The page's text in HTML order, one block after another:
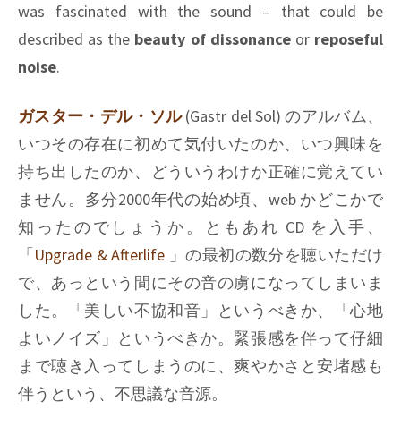
was fascinated with the sound – that could be
described as the beauty of dissonanceor reposeful
noise.
ガスター・デル・ソル(Gastr del Sol) のアルバム、
いつその存在に初めて気付いたのか、いつ興味を
持ち出したのか、どういうわけか正確に覚えてい
ません。多分2000年代の始め頃、web かどこかで
知ったのでしょうか。ともあれ CD を入手、
「Upgrade & Afterlife 」の最初の数分を聴いただけ
で、あっという間にその音の虜になってしまいま
した。「美しい不協和音」というべきか、「心地
よいノイズ」というべきか。緊張感を伴って仔細
まで聴き入ってしまうのに、爽やかさと安堵感も
伴うという、不思議な音源。